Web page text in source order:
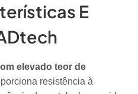
E
elevado teor de
resistência à